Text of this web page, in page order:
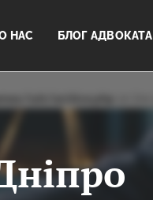
НАС БЛОГ АДВОКАТА